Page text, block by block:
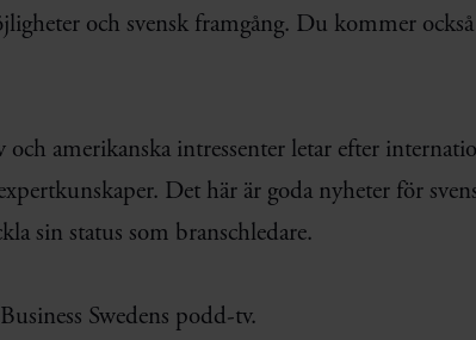
och svensk framgång. Du kommer
amerikanska intressenter letar efter
Det här är goda nyheter för
sin status som branschledare.
Swedens podd-tv.